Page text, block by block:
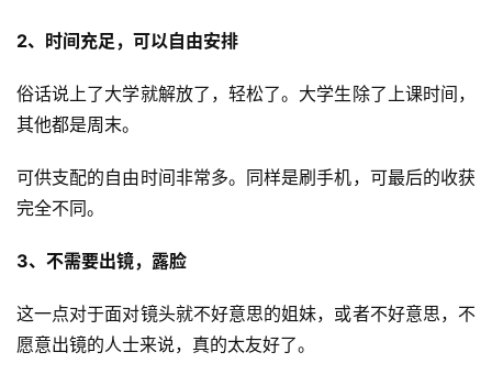
运
产
2、时间充足，可以自由安排
俗话说上了大学就解放了，轻松了。大学生除了上课时间，
其他都是周末。
可供支配的自由时间非常多。同样是刷手机，可最后的收获
完全不同。
3、不需要出镜，露脸
这一点对于面对镜头就不好意思的姐妹，或者不好意思，不
愿意出镜的人士来说，真的太友好了。